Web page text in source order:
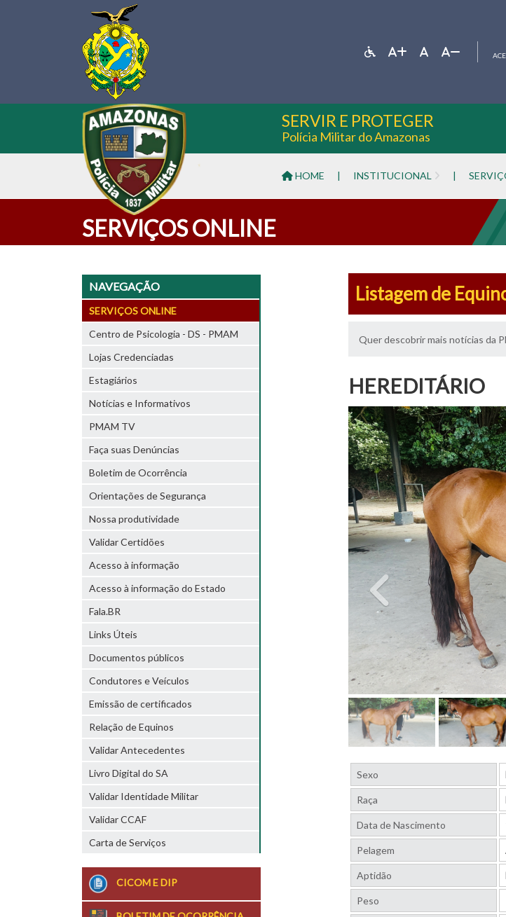
SERVIR E PROTEGER
Polícia Militar do Amazonas
HOME | INSTITUCIONAL |
SERVIÇOS ONLINE
NAVEGAÇÃO
SERVIÇOS ONLINE
Centro de Psicologia - DS - PMAM
Lojas Credenciadas
Estagiários
Notícias e Informativos
PMAM TV
Faça suas Denúncias
Boletim de Ocorrência
Orientações de Segurança
Nossa produtividade
Validar Certidões
Acesso à informação
Acesso à informação do Estado
Fala.BR
Links Úteis
Documentos públicos
Condutores e Veículos
Emissão de certificados
Relação de Equinos
Validar Antecedentes
Livro Digital do SA
Validar Identidade Militar
Validar CCAF
Carta de Serviços
CICOM E DIP
Listagem de
Quer descobrir mais notícias da
HEREDITÁRIO
Sexo
Raça
Data de Nascimento
Pelagem
Aptidão
Peso